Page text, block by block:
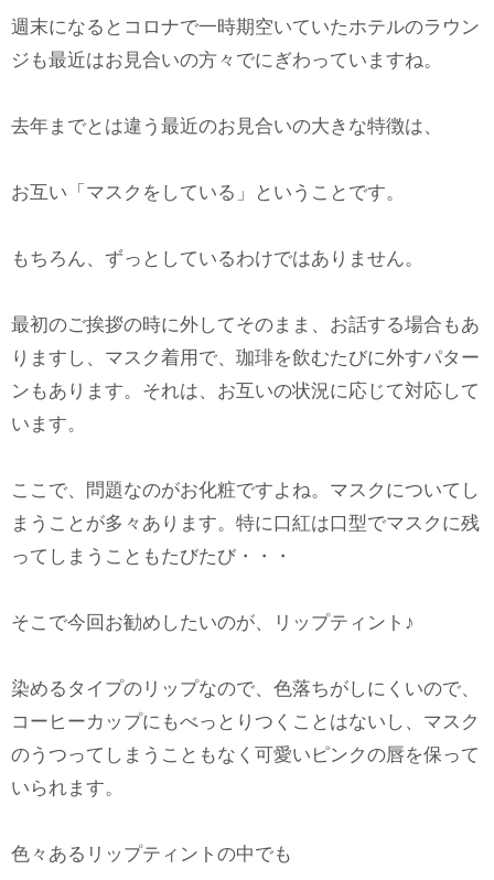
週末になるとコロナで一時期空いていたホテルのラウン
ジも最近はお見合いの方々でにぎわっていますね。
去年までとは違う最近のお見合いの大きな特徴は、
お互い「マスクをしている」ということです。
もちろん、ずっとしているわけではありません。
最初のご挨拶の時に外してそのまま、お話する場合もあ
りますし、マスク着用で、珈琲を飲むたびに外すパター
ンもあります。それは、お互いの状況に応じて対応して
います。
ここで、問題なのがお化粧ですよね。マスクについてし
まうことが多々あります。特に口紅は口型でマスクに残
ってしまうこともたびたび・・・
そこで今回お勧めしたいのが、リップティント♪
染めるタイプのリップなので、色落ちがしにくいので、
コーヒーカップにもべっとりつくことはないし、マスク
のうつってしまうこともなく可愛いピンクの唇を保って
いられます。
色々あるリップティントの中でも